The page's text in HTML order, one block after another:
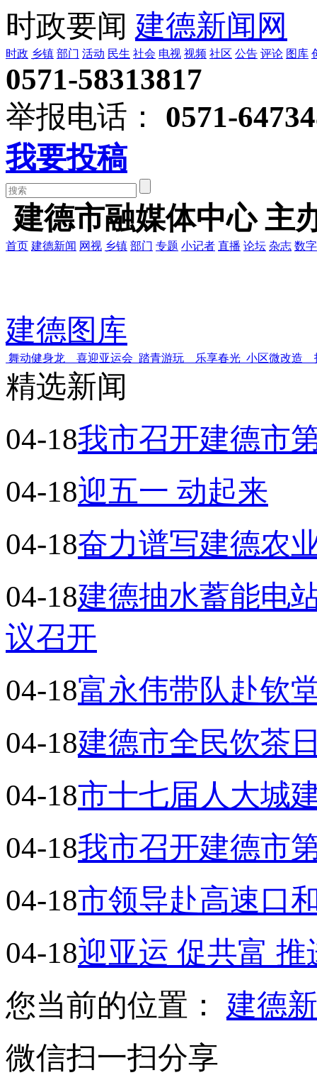
时政要闻 建德新闻网
时政 乡镇 部门 活动 民生 社会 电视 视频 社区 公告 评论 图库
0571-58313817
举报电话：
0571-
我要投稿
建德市融媒体中心 主
首页 建德新闻 网视 乡镇 部门 专题 小记者 直播 论坛 杂志 数
建德图库
舞动健身龙 喜迎亚运会 踏青游玩 乐享春光 小区微改造
精选新闻
04-18我市召开建德市
04-18迎五一 动起来
04-18奋力谱写建德农
04-18建德抽水蓄能电
议召开
04-18富永伟带队赴钦
04-18建德市全民饮茶
04-18市十七届人大城
04-18我市召开建德市
04-18市领导赴高速口
04-18迎亚运 促共富
您当前的位置： 建德
微信扫一扫分享